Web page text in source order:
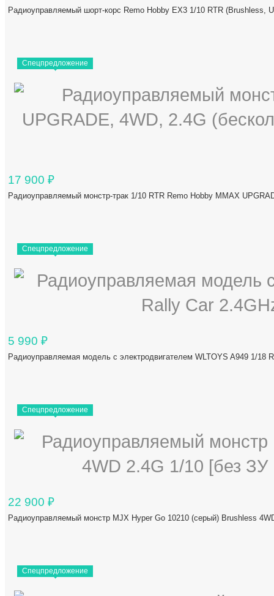
Радиоуправляемый шорт-корс Remo Hobby EX3 1/10 RTR (Brushless,
Спецпредложение
17 900 ₽
Радиоуправляемый монстр-трак 1/10 RTR Remo Hobby MMAX
Спецпредложение
5 990 ₽
Радиоуправляемая модель с электродвигателем WLTOYS A949 1/18
Спецпредложение
22 900 ₽
Радиоуправляемый монстр MJX Hyper Go 10210 (серый) Brushless
Спецпредложение